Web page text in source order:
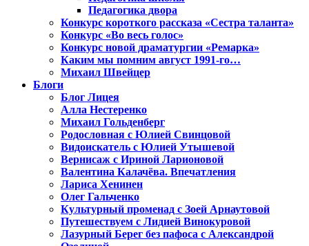
Педагогика двора
Конкурс короткого рассказа «Сестра таланта»
Конкурс «Во весь голос»
Конкурс новой драматургии «Ремарка»
Каким мы помним август 1991-го…
Михаил Швейцер
Блоги
Блог Лицея
Алла Нестеренко
Михаил Гольденберг
Родословная с Юлией Свинцовой
Видоискатель с Юлией Утышевой
Вернисаж с Ириной Ларионовой
Валентина Калачёва. Впечатления
Лариса Хенинен
Олег Гальченко
Культурный променад с Зоей Арнаутовой
Путешествуем с Лидией Винокуровой
Лазурный Берег без пафоса с Александрой